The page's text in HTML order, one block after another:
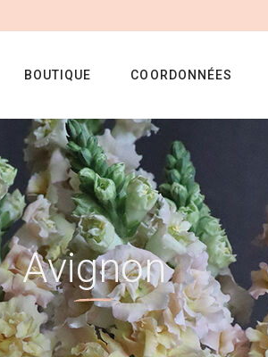
BOUTIQUE COORDONNÉES
Avignon